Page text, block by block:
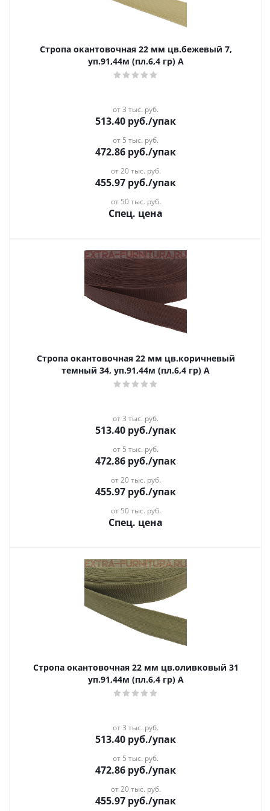
Стропа окантовочная 22 мм цв.бежевый 7,
уп.91,44м (пл.6,4 гр) А
от 3 тыс. руб.
513.40 руб./упак
от 5 тыс. руб.
472.86 руб./упак
от 20 тыс. руб.
455.97 руб./упак
от 50 тыс. руб.
Спец. цена
Стропа окантовочная 22 мм цв.коричневый
темный 34, уп.91,44м (пл.6,4 гр) А
от 3 тыс. руб.
513.40 руб./упак
от 5 тыс. руб.
472.86 руб./упак
от 20 тыс. руб.
455.97 руб./упак
от 50 тыс. руб.
Спец. цена
Стропа окантовочная 22 мм цв.оливковый 31
уп.91,44м (пл.6,4 гр) А
от 3 тыс. руб.
513.40 руб./упак
от 5 тыс. руб.
472.86 руб./упак
от 20 тыс. руб.
455.97 руб./упак